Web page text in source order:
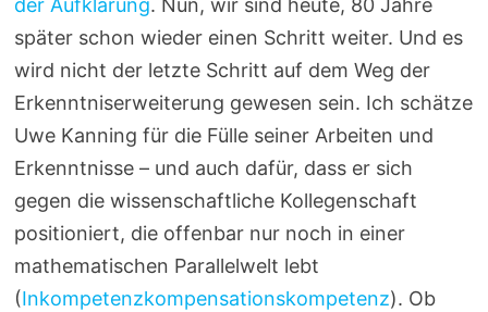
der Aufklärung. Nun, wir sind heute, 80 Jahre
später schon wieder einen Schritt weiter. Und es
wird nicht der letzte Schritt auf dem Weg der
Erkenntniserweiterung gewesen sein. Ich schätze
Uwe Kanning für die Fülle seiner Arbeiten und
Erkenntnisse – und auch dafür, dass er sich
gegen die wissenschaftliche Kollegenschaft
positioniert, die offenbar nur noch in einer
mathematischen Parallelwelt lebt
(Inkompetenzkompensationskompetenz). Ob